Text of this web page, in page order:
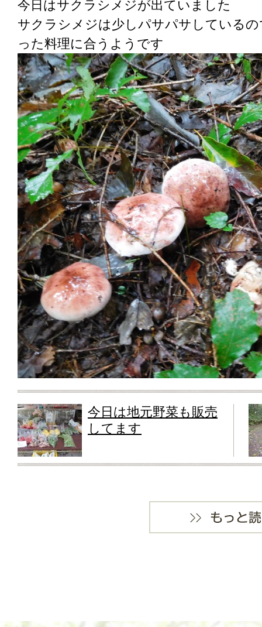
今日はサクラシメジが出ていました
サクラシメジは少しパサパサしている
った料理に合うようです
今日は地元野菜も販売
してます